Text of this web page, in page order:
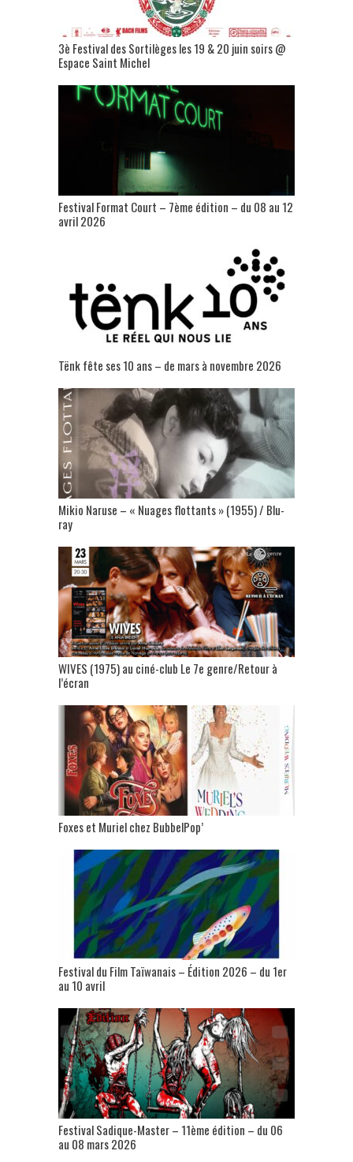
3è Festival des Sortilèges les 19 & 20 juin soirs @
Espace Saint Michel
Festival Format Court – 7ème édition – du 08 au 12
avril 2026
Tënk fête ses 10 ans – de mars à novembre 2026
Mikio Naruse – « Nuages flottants » (1955) / Blu-
ray
WIVES (1975) au ciné-club Le 7e genre/Retour à
l’écran
Foxes et Muriel chez BubbelPop’
Festival du Film Taïwanais – Édition 2026 – du 1er
au 10 avril
Festival Sadique-Master – 11ème édition – du 06
au 08 mars 2026